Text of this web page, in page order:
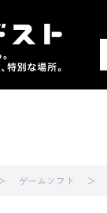
ゲームソフト